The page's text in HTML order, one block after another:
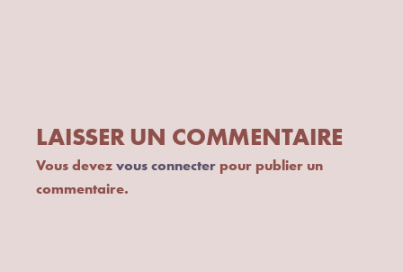
LAISSER UN COMMENTAIRE
Vous devezvous connecter pour publier un
commentaire.